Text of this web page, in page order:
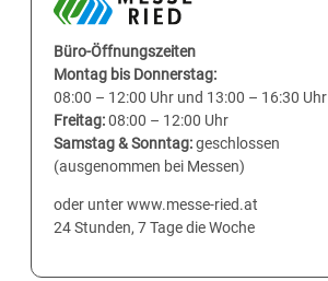
Büro-Öffnungszeiten
Montag bis Donnerstag:
08:00 – 12:00 Uhr und 13:00 – 16:30 Uhr
Freitag:08:00 – 12:00 Uhr
Samstag & Sonntag:geschlossen
(ausgenommen bei Messen)
oder unter www.messe-ried.at
24 Stunden, 7 Tage die Woche